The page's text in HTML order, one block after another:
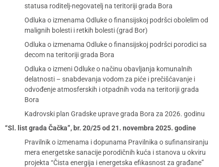
statusa roditelj-negovatelj na teritoriji grada Bora
Odluka o izmenama Odluke o finansijskoj podršci obolelim od
malignih bolesti i retkih bolesti (grad Bor)
Odluka o izmenama Odluke o finansijskoj podršci porodici sa
decom na teritoriji grada Bora
Odluka o izmeni Odluke o načinu obavljanja komunalnih
delatnosti – snabdevanja vodom za piće i prečišćavanje i
odvođenje atmosferskih i otpadnih voda na teritoriji grada
Bora
Kadrovski plan Gradske uprave grada Bora za 2026. godinu
“Sl. list grada Čačka”, br. 20/25 od 21. novembra 2025. godine
Pravilnik o izmenama i dopunama Pravilnika o sufinansiranju
mera energetske sanacije porodičnih kuća i stanova u okviru
projekta “Čista energija i energetska efikasnost za građane”